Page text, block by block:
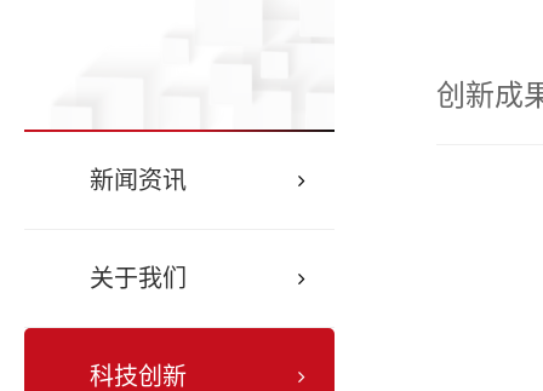
新闻资讯
关于我们
科技创新
创新成